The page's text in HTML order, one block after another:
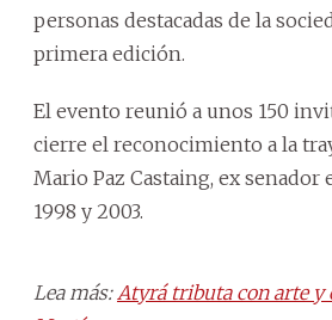
personas destacadas de la
primera edición.
El evento reunió a unos 150
cierre el reconocimiento a la
Mario Paz Castaing, ex senador
1998 y 2003.
Lea más: Atyrá tributa con arte y